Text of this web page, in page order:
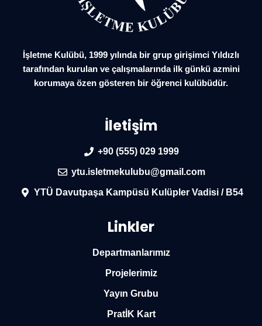
İşletme Kulübü, 1999 yılında bir grup girişimci Yıldızlı
tarafından kurulan ve çalışmalarında ilk günkü azmini
korumaya özen gösteren bir öğrenci kulübüdür.
İletişim
+90 (555) 029 1999
ytu.isletmekulubu@gmail.com
YTÜ Davutpaşa Kampüsü Kulüpler Vadisi / B54
Linkler
Departmanlarımız
Projelerimiz
Yayın Grubu
PratİK Kart